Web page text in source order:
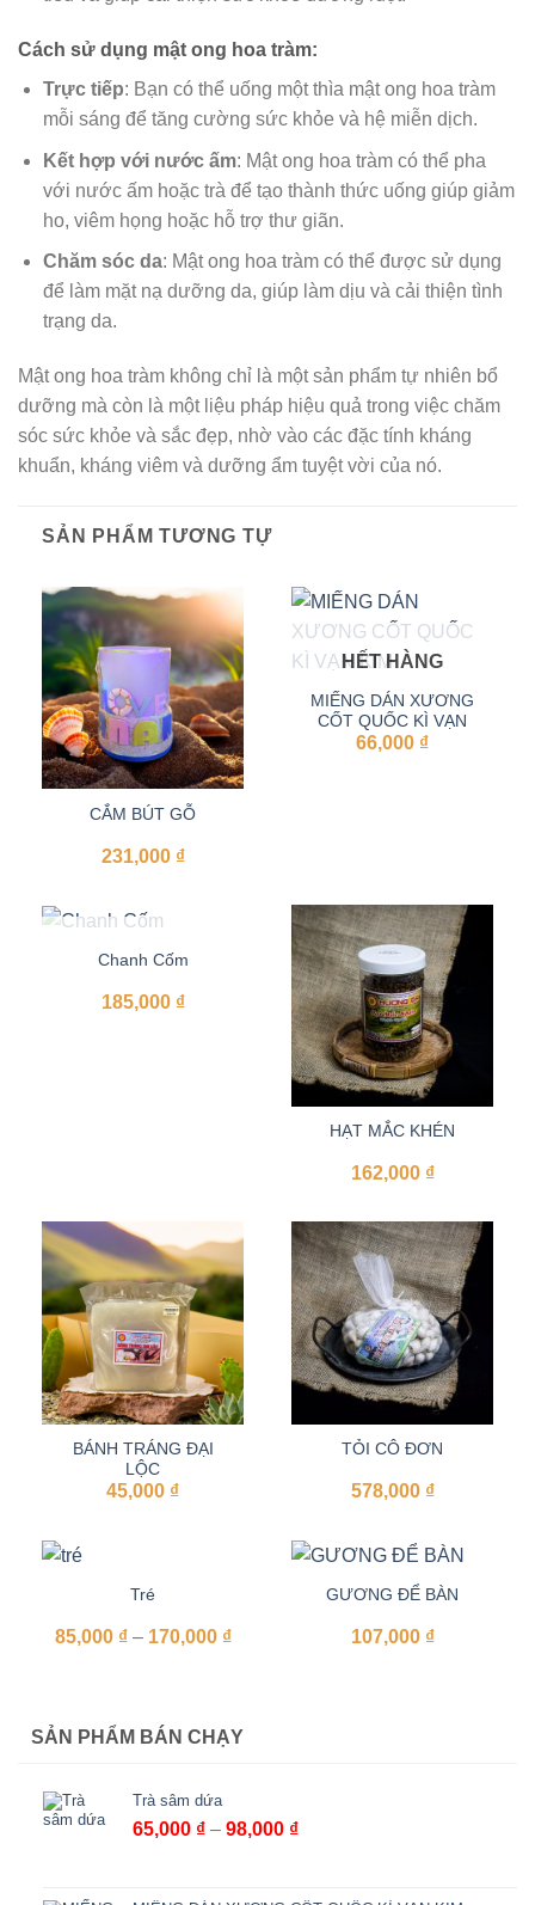
Cách sử dụng mật ong hoa tràm:
Trực tiếp: Bạn có thể uống một thìa mật ong hoa tràm
mỗi sáng để tăng cường sức khỏe và hệ miễn dịch.
Kết hợp với nước ấm: Mật ong hoa tràm có thể pha
với nước ấm hoặc trà để tạo thành thức uống giúp giảm
ho, viêm họng hoặc hỗ trợ thư giãn.
Chăm sóc da: Mật ong hoa tràm có thể được sử dụng
để làm mặt nạ dưỡng da, giúp làm dịu và cải thiện tình
trạng da.
Mật ong hoa tràm không chỉ là một sản phẩm tự nhiên bổ
dưỡng mà còn là một liệu pháp hiệu quả trong việc chăm
sóc sức khỏe và sắc đẹp, nhờ vào các đặc tính kháng
khuẩn, kháng viêm và dưỡng ẩm tuyệt vời của nó.
SẢN PHẨM TƯƠNG TỰ
CẮM BÚT GỖ
231,000 ₫
HẾT HÀNG
MIẾNG DÁN XƯƠNG
CỐT QUỐC KÌ VẠN
KIM
66,000 ₫
HẾT HÀNG
Chanh Cốm
185,000 ₫
HẠT MẮC KHÉN
162,000 ₫
BÁNH TRÁNG ĐẠI
LỘC
45,000 ₫
TỎI CÔ ĐƠN
578,000 ₫
Tré
85,000 ₫ – 170,000 ₫Khoảng
170,000 ₫
GƯƠNG ĐỂ BÀN
107,000 ₫
SẢN PHẨM BÁN CHẠY
Trà sâm dứa
65,000 ₫ – 98,000 ₫Khoảng